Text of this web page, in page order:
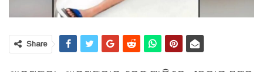
Share